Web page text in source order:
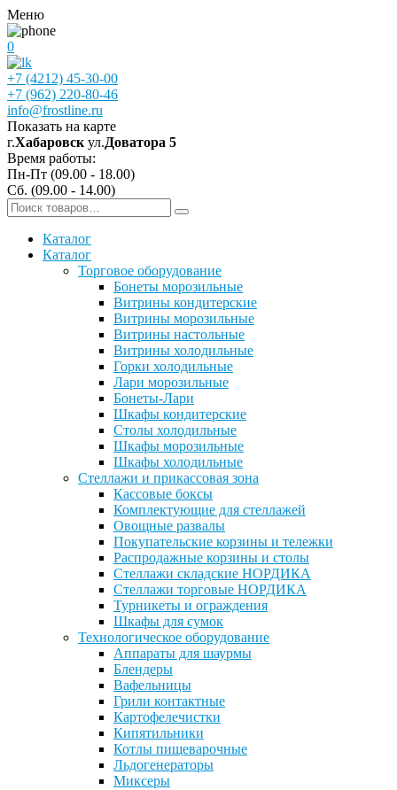
Меню
0
+7 (4212) 45-30-00
+7 (962) 220-80-46
info@frostline.ru
Показать на карте
г.Хабаровск ул.Доватора 5
Время работы:
Пн-Пт (09.00 - 18.00)
Сб. (09.00 - 14.00)
Каталог
Каталог
Торговое оборудование
Бонеты морозильные
Витрины кондитерские
Витрины морозильные
Витрины настольные
Витрины холодильные
Горки холодильные
Лари морозильные
Бонеты-Лари
Шкафы кондитерские
Столы холодильные
Шкафы морозильные
Шкафы холодильные
Стеллажи и прикассовая зона
Кассовые боксы
Комплектующие для стеллажей
Овощные развалы
Покупательские корзины и тележки
Распродажные корзины и столы
Стеллажи складские НОРДИКА
Стеллажи торговые НОРДИКА
Турникеты и ограждения
Шкафы для сумок
Технологическое оборудование
Аппараты для шаурмы
Блендеры
Вафельницы
Грили контактные
Картофелечистки
Кипятильники
Котлы пищеварочные
Льдогенераторы
Миксеры